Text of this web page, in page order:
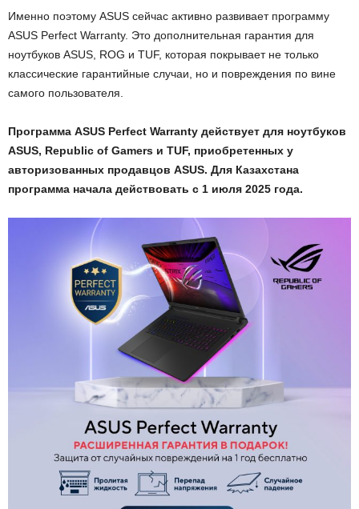
Именно поэтому ASUS сейчас активно развивает программу
ASUS Perfect Warranty. Это дополнительная гарантия для
ноутбуков ASUS, ROG и TUF, которая покрывает не только
классические гарантийные случаи, но и повреждения по вине
самого пользователя.
Программа ASUS Perfect Warranty действует для ноутбуков
ASUS, Republic of Gamers и TUF, приобретенных у
авторизованных продавцов ASUS. Для Казахстана
программа начала действовать с 1 июля 2025 года.